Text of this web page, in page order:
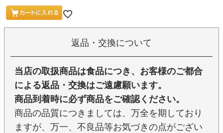
返品・交換について
当店の取扱商品は食品につき、お客様のご都合
による返品・交換はご遠慮願います。
商品到着時に必ず商品をご確認ください。
商品の品質につきましては、万全を期しており
ますが、万一、不良品等お気づきの点がござい